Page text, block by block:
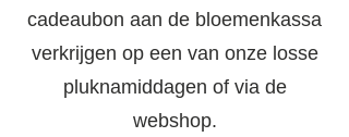
cadeaubon aan de bloemenkassa
verkrijgen op een van onze losse
pluknamiddagen of via de
webshop.